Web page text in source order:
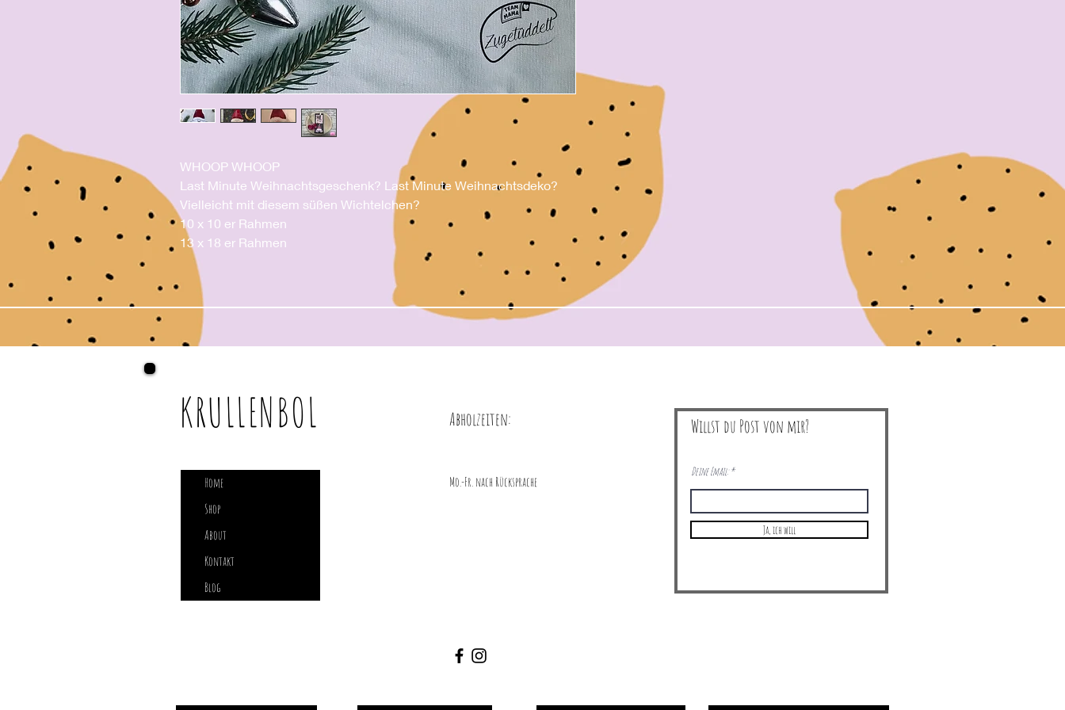
WHOOP WHOOP
Last Minute Weihnachtsgeschenk? Last Minute Weihnachtsdeko?
Vielleicht mit diesem süßen Wichtelchen?
10 x 10 er Rahmen
13 x 18 er Rahmen
KRULLENBOL
Home
Shop
About
Kontakt
Blog
Abholzeiten:
Mo.-Fr. nach Rücksprache
Willst du Post von mir?
Deine Email:
Ja, ich will